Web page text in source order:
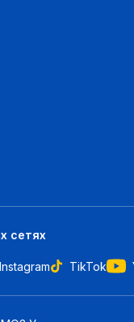
сетях
Instagram TikTok